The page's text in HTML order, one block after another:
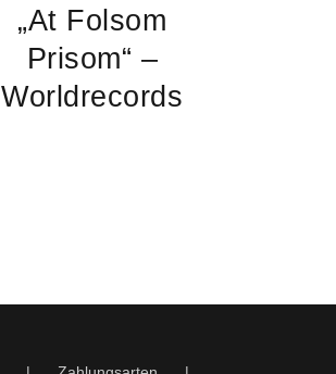
„At Folsom
Prisom“ –
Worldrecords